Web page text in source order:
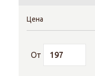
Цена
От